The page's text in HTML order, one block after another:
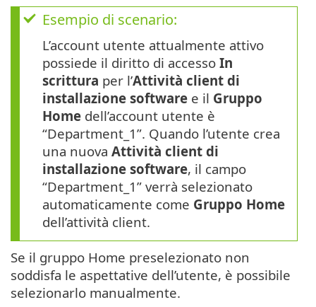
Esempio di scenario:
L’account utente attualmente attivo
possiede il diritto di accesso In
scrittura per l’Attività client di
installazione software e il Gruppo
Home dell’account utente è
“Department_1”. Quando l’utente crea
una nuova Attività client di
installazione software, il campo
“Department_1” verrà selezionato
automaticamente come Gruppo Home
dell’attività client.
Se il gruppo Home preselezionato non
soddisfa le aspettative dell’utente, è possibile
selezionarlo manualmente.